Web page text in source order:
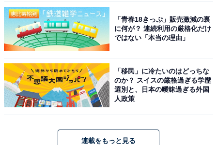
「青春18きっぷ」販売激減の裏
に何が？ 連続利用の厳格化だけ
ではない「本当の理由」
「移民」に冷たいのはどっちな
のか？ スイスの厳格過ぎる学歴
選別と、日本の曖昧過ぎる外国
人政策
連載をもっと見る